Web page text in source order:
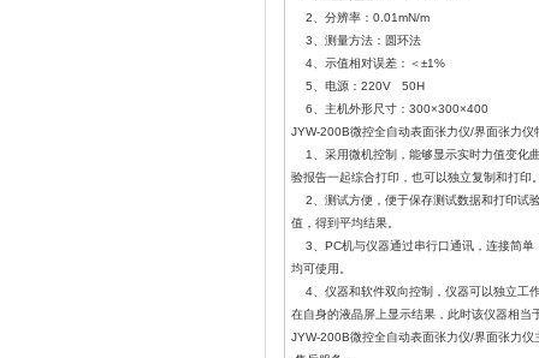
2、分辨率：0.01mN/m
3、测量方法：圆环法
4、示值相对误差：＜±1%
5、电源：220V 50H
6、主机外形尺寸：300×300×400
JYW-200B微控全自动表面张力仪/界面张力仪
1、采用微机控制，能够显示实时力值变化
验报告一起综合打印，也可以独立复制和打印
2、测试方便，便于保存测试数据和打印试
值，得到平均结果。
3、PC机与仪器通过串行口通讯，连接简单
均可使用。
4、仪器和软件双向控制，仪器可以独立工
在自身的液晶屏上显示结果，此时该仪器相当
JYW-200B微控全自动表面张力仪/界面张力